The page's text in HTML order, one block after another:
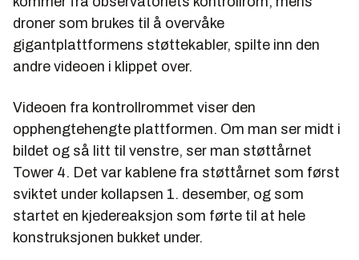
droner som brukes til å overvåke
gigantplattformens støttekabler, spilte inn den
andre videoen i klippet over.
Videoen fra kontrollrommet viser den
opphengtehengte plattformen. Om man ser midt i
bildet og så litt til venstre, ser man støttårnet
Tower 4. Det var kablene fra støttårnet som først
sviktet under kollapsen 1. desember, og som
startet en kjedereaksjon som førte til at hele
konstruksjonen bukket under.